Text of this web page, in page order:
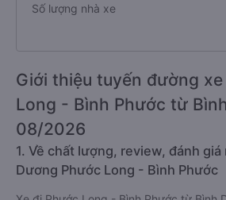
Số lượng nhà xe
Giới thiệu tuyến đường
Long - Bình Phước từ
08/2026
1. Về chất lượng, review, đánh giá
Dương Phước Long - Bình Phước